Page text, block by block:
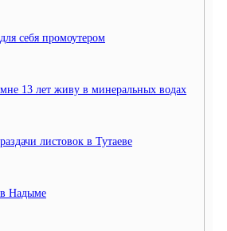
себя промоутером
13 лет живу в минеральных водах
листовок в Тутаеве
Надыме